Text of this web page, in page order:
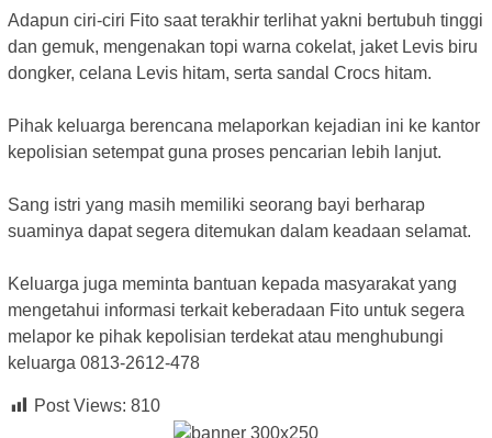
‎Adapun ciri-ciri Fito saat terakhir terlihat yakni bertubuh tinggi
dan gemuk, mengenakan topi warna cokelat, jaket Levis biru
dongker, celana Levis hitam, serta sandal Crocs hitam.
‎Pihak keluarga berencana melaporkan kejadian ini ke kantor
kepolisian setempat guna proses pencarian lebih lanjut.
‎Sang istri yang masih memiliki seorang bayi berharap
suaminya dapat segera ditemukan dalam keadaan selamat.
‎Keluarga juga meminta bantuan kepada masyarakat yang
mengetahui informasi terkait keberadaan Fito untuk segera
melapor ke pihak kepolisian terdekat atau menghubungi
keluarga 0813-2612-478
Post Views: 810